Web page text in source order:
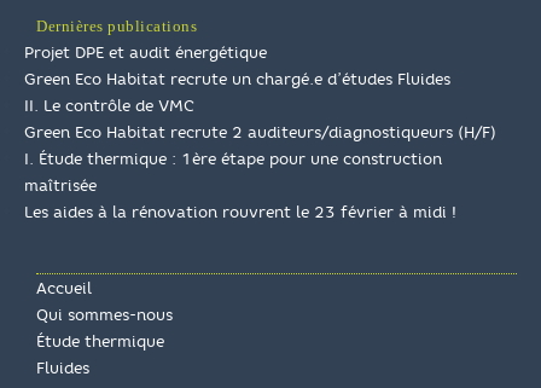
Dernières publications
Projet DPE et audit énergétique
Green Eco Habitat recrute un chargé.e d’études Fluides
II. Le contrôle de VMC
Green Eco Habitat recrute 2 auditeurs/diagnostiqueurs (H/F)
I. Étude thermique : 1ère étape pour une construction
maîtrisée
Les aides à la rénovation rouvrent le 23 février à midi !
Accueil
Qui sommes-nous
Étude thermique
Fluides